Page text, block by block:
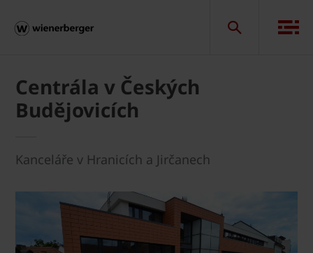
Centrála v Českých
Budějovicích
Kanceláře v Hranicích a Jirčanech